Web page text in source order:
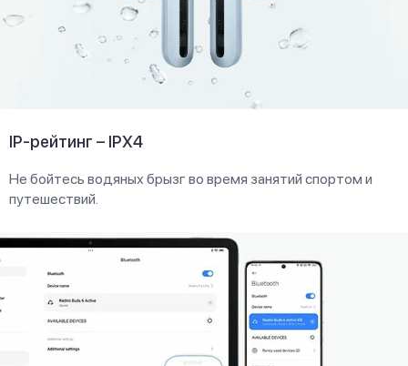
IP-рейтинг – IPX4
Не бойтесь водяных брызг во время занятий спортом и
путешествий.